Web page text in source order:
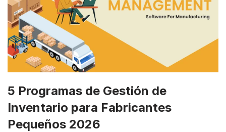
5 Programas de Gestión de
Inventario para Fabricantes
Pequeños 2026